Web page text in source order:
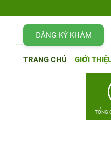
ĐĂNG KÝ KHÁM
TRANG CHỦ GIỚI
TỔNG